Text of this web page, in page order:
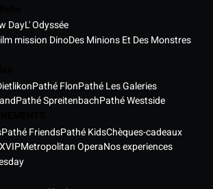
DayL' Odyssée
mission DinoDes Minions Et Des Monstres
Pathé FlonPathé Les Galeries
Pathé SpreitenbachPathé Westside
Pathé FriendsPathé KidsChèques-cadeaux
VIPMetropolitan OperaNos experiences